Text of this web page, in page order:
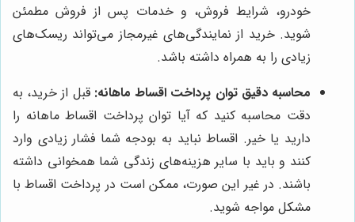
خودرو، شرایط فروش، و خدمات پس از فروش مطمئن
شوید. خرید از نمایندگی‌های غیرمجاز می‌تواند ریسک‌های
زیادی را به همراه داشته باشد.
محاسبه دقیق توان پرداخت اقساط ماهانه: قبل از خرید، به
دقت محاسبه کنید که آیا توان پرداخت اقساط ماهانه را
دارید یا خیر. اقساط نباید به بودجه شما فشار زیادی وارد
کنند و باید با سایر هزینه‌های زندگی شما همخوانی داشته
باشند. در غیر این صورت، ممکن است در پرداخت اقساط با
مشکل مواجه شوید.